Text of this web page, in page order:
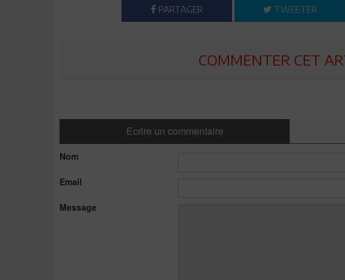
PARTAGER TWEETER
COMMENTER CET
Ecrire un commentaire
Nom
Email
Message